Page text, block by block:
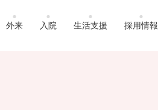
外来 入院 生活支援 採用情報